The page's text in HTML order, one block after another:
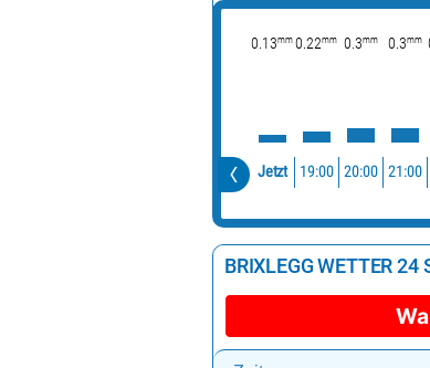
0.13mm 0.22mm 0.3mm 0.3mm
Jetzt 19:00 20:00 21:00
BRIXLEGG WETTER 24